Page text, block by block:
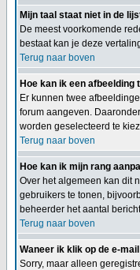
Mijn taal staat niet in de
De meest voorkomende
bestaat kan je deze
Terug naar boven
Hoe kan ik een
Er kunnen twee
forum aangeven.
worden geselecteerd te
Terug naar boven
Hoe kan ik mijn rang
Over het algemeen kan dit
gebruikers te tonen,
beheerder het aantal
Terug naar boven
Waneer ik klik op de e-
Sorry, maar alleen